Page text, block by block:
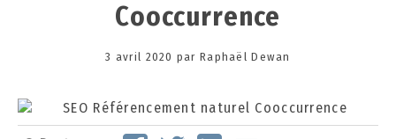
Cooccurrence
Posted
3 avril 2020 3
e
p
parRaphaël Dewan